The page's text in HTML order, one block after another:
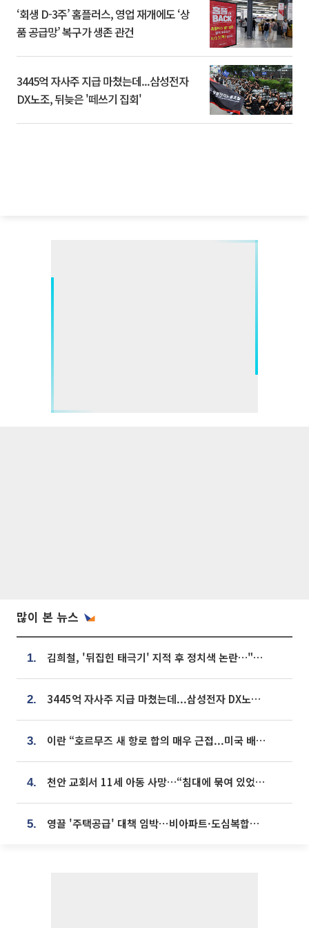
‘회생 D-3주’ 홈플러스, 영업 재개에도 ‘상
품 공급망’ 복구가 생존 관건
3445억 자사주 지급 마쳤는데...삼성전자
DX노조, 뒤늦은 '떼쓰기 집회'
많이 본 뉴스
1. 김희철, '뒤집힌 태극기' 지적 후 정치색 논란…"좌우 떠나 우리나라 국기"
2. 3445억 자사주 지급 마쳤는데...삼성전자 DX노조, 뒤늦은 '떼쓰기 집회'
3. 이란 “호르무즈 새 항로 합의 매우 근접...미국 배상 먼저”
4. 천안 교회서 11세 아동 사망…“침대에 묶여 있었다” 진술 확보
5. 영끌 '주택공급' 대책 임박⋯비아파트·도심복합까지 총동원